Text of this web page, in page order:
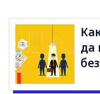
да